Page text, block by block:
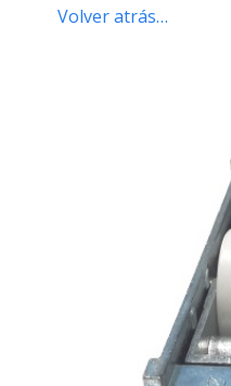
Volver atrás…